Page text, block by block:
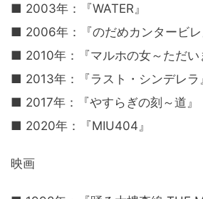
■ 2003年：『WATER』
■ 2006年：『のだめカンタービレ
■ 2010年：『マルホの女～ただい
■ 2013年：『ラスト・シンデレラ
■ 2017年：『やすらぎの刻～道』
■ 2020年：『MIU404』
映画